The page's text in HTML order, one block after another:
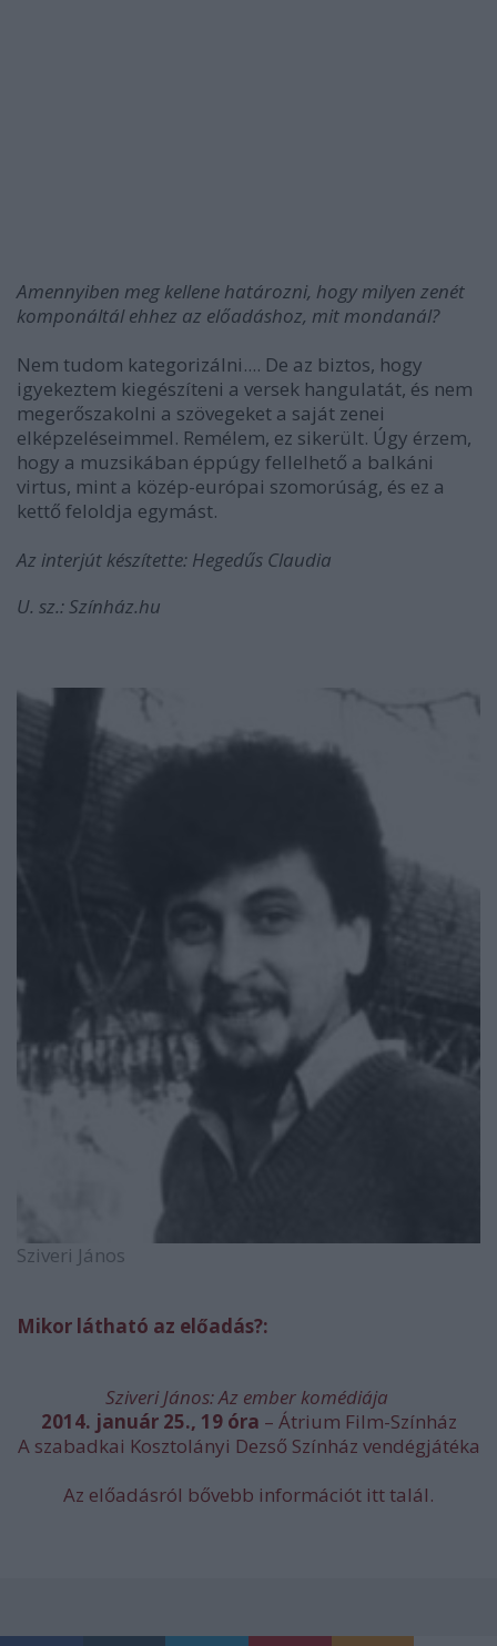
Amennyiben meg kellene határozni, hogy milyen zenét
komponáltál ehhez az előadáshoz, mit mondanál?
Nem tudom kategorizálni.... De az biztos, hogy
igyekeztem kiegészíteni a versek hangulatát, és nem
megerőszakolni a szövegeket a saját zenei
elképzeléseimmel. Remélem, ez sikerült. Úgy érzem,
hogy a muzsikában éppúgy fellelhető a balkáni
virtus, mint a közép-európai szomorúság, és ez a
kettő feloldja egymást.
Az interjút készítette: Hegedűs Claudia
U. sz.: Színház.hu
Sziveri János
Mikor látható az előadás?:
Sziveri János: Az ember komédiája
2014. január 25., 19 óra – Átrium Film-Színház
A szabadkai Kosztolányi Dezső Színház vendégjátéka
Az előadásról bővebb információt itttalál.